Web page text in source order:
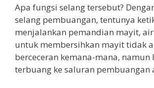
Apa fungsi selang tersebut?
selang pembuangan, tentunya
menjalankan pemandian mayit,
untuk membersihkan mayit tidak
berceceran kemana-mana, namun
terbuang ke saluran pembuangan